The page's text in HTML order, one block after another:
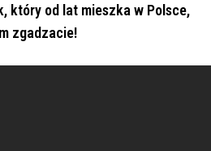
który od lat mieszka w Polsce,
zgadzacie!